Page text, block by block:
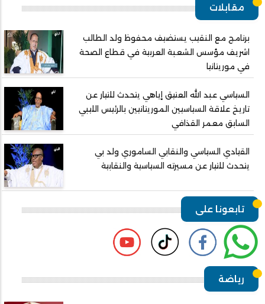
مقابلات
برنامج مع النقيب يستضيف محفوظ ولد الطالب
اشريف مؤسس الشعبة العربية في قطاع الصحة
في موريتانيا
السياسي عبد الله العتيق إياهي يتحدث للتيار عن
تاريخ علاقة السياسيين الموريتانيين بالرئيس الليبي
السابق معمر القذافي
القيادي السياسي والنقابي الساموري ولد بي
يتحدث للتيار عن مسيرته السياسية والنقابية
تابعونا على
رياضة